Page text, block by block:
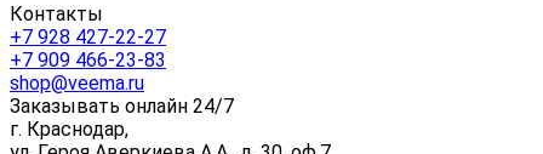
Контакты
+7 928 427-22-27
+7 909 466-23-83
shop@veema.ru
Заказывать онлайн 24/7
г. Краснодар,